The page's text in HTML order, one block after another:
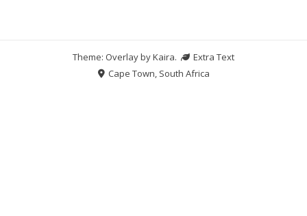
Theme: Overlay byKaira.
Extra Text
Cape Town, South Africa